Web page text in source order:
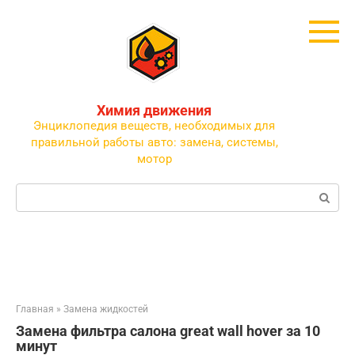
Химия движения
Энциклопедия веществ, необходимых для
правильной работы авто: замена, системы,
мотор
Поиск:
Главная » Замена жидкостей
Замена фильтра салона great wall hover за 10
минут